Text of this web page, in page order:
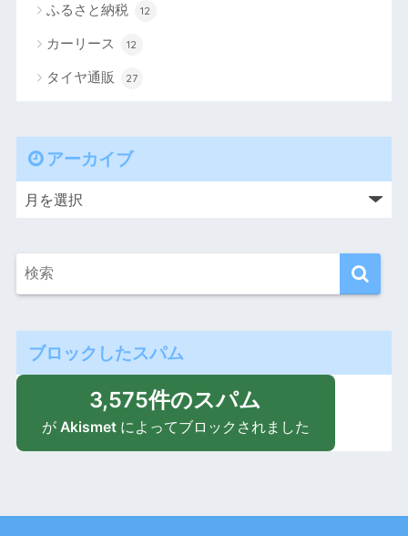
ふるさと納税 12
カーリース 12
タイヤ通販 27
アーカイブ
ブロックしたスパム
3,575件のスパム
が Akismetによってブロックされました